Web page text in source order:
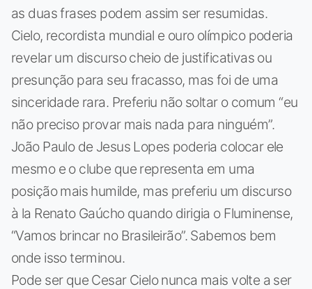
as duas frases podem assim ser resumidas.
Cielo, recordista mundial e ouro olímpico poderia
revelar um discurso cheio de justificativas ou
presunção para seu fracasso, mas foi de uma
sinceridade rara. Preferiu não soltar o comum “eu
não preciso provar mais nada para ninguém”.
João Paulo de Jesus Lopes poderia colocar ele
mesmo e o clube que representa em uma
posição mais humilde, mas preferiu um discurso
à la Renato Gaúcho quando dirigia o Fluminense,
“Vamos brincar no Brasileirão”. Sabemos bem
onde isso terminou.
Pode ser que Cesar Cielo nunca mais volte a ser